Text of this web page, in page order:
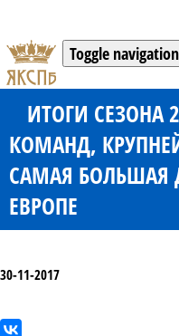
Toggle navigation
ИТОГИ СЕЗОНА
КОМАНД,
САМАЯ БОЛЬШАЯ
ЕВРОПЕ
30-11-2017